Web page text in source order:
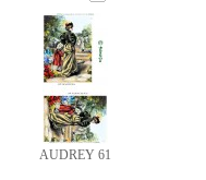
AUDREY 61